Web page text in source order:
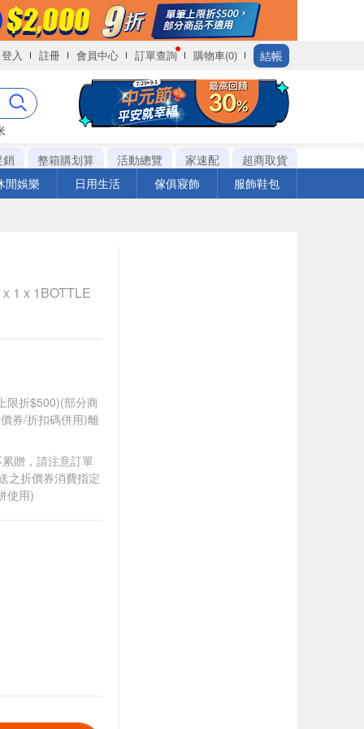
登入 註冊 會員中心 訂單查詢 購物車(0) 結帳
銷
整箱購划算 活動總覽 家速配
超商取貨
閒娛樂
日用生活 傢俱寢飾 服飾鞋包
1 x 1BOTTLE
限折$500)(部分商
券/折扣碼併用)離
贈，請注意訂單
之折價券消費指定
使用)